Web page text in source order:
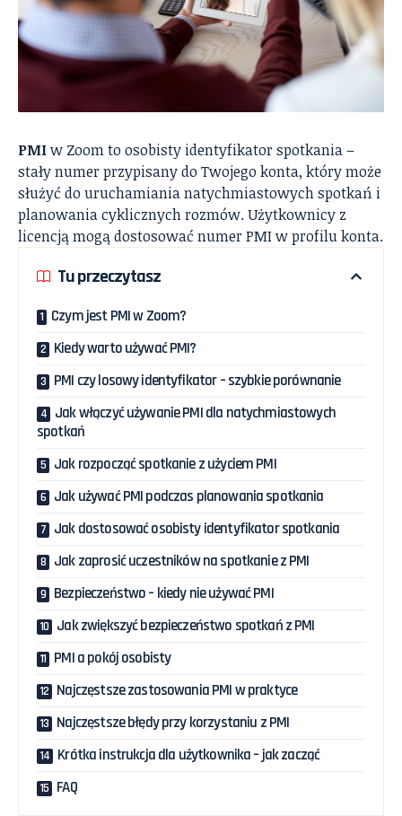
PMIw Zoom to osobisty identyfikator spotkania –
stały numer przypisany do Twojego konta, który może
służyć do uruchamiania natychmiastowych spotkań i
planowania cyklicznych rozmów. Użytkownicy z
licencją mogą dostosować numer PMI w profilu konta.
Tu przeczytasz
Czym jest PMI w Zoom?
Kiedy warto używać PMI?
PMI czy losowy identyfikator – szybkie porównanie
Jak włączyć używanie PMI dla natychmiastowych
spotkań
Jak rozpocząć spotkanie z użyciem PMI
Jak używać PMI podczas planowania spotkania
Jak dostosować osobisty identyfikator spotkania
Jak zaprosić uczestników na spotkanie z PMI
Bezpieczeństwo – kiedy nie używać PMI
Jak zwiększyć bezpieczeństwo spotkań z PMI
PMI a pokój osobisty
Najczęstsze zastosowania PMI w praktyce
Najczęstsze błędy przy korzystaniu z PMI
Krótka instrukcja dla użytkownika – jak zacząć
FAQ